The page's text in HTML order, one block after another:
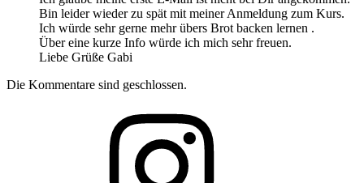
Bin leider wieder zu spät mit meiner Anmeldung zum Kurs.
Ich würde sehr gerne mehr übers Brot backen lernen .
Über eine kurze Info würde ich mich sehr freuen.
Liebe Grüße Gabi
Die Kommentare sind geschlossen.